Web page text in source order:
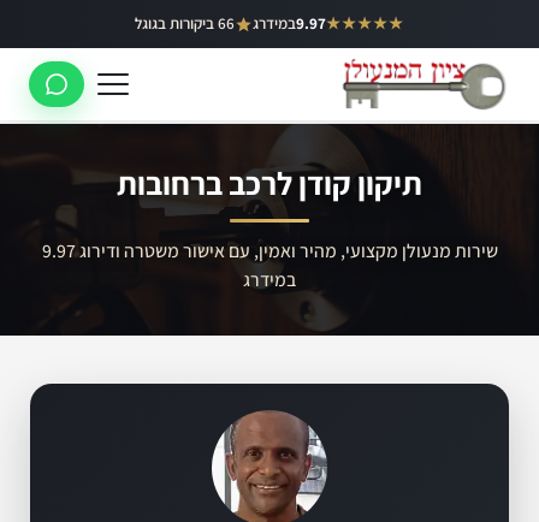
לתוכן
★★★★★
9.97במידרג 66 ביקורות בגוגל באר יעקב
ראשון לציון
רמלה
תיקון קודן לרכב ברחובות
שירות מנעולן מקצועי, מהיר ואמין, עם אישור משטרה ודירוג 9.97
במידרג